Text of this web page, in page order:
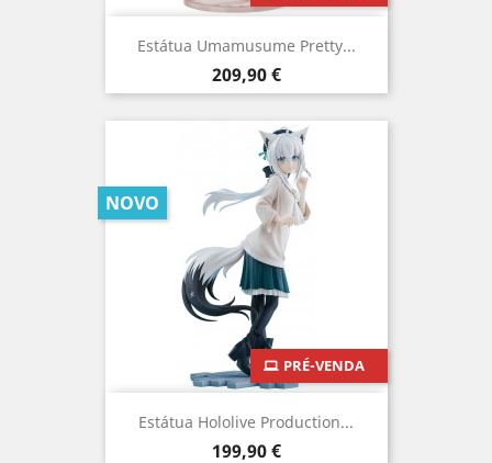
Estátua Umamusume Pretty...
Preço
209,90 €
Estátua Hololive Production...
Preço
199,90 €
PRÉ-VENDA
NOVO